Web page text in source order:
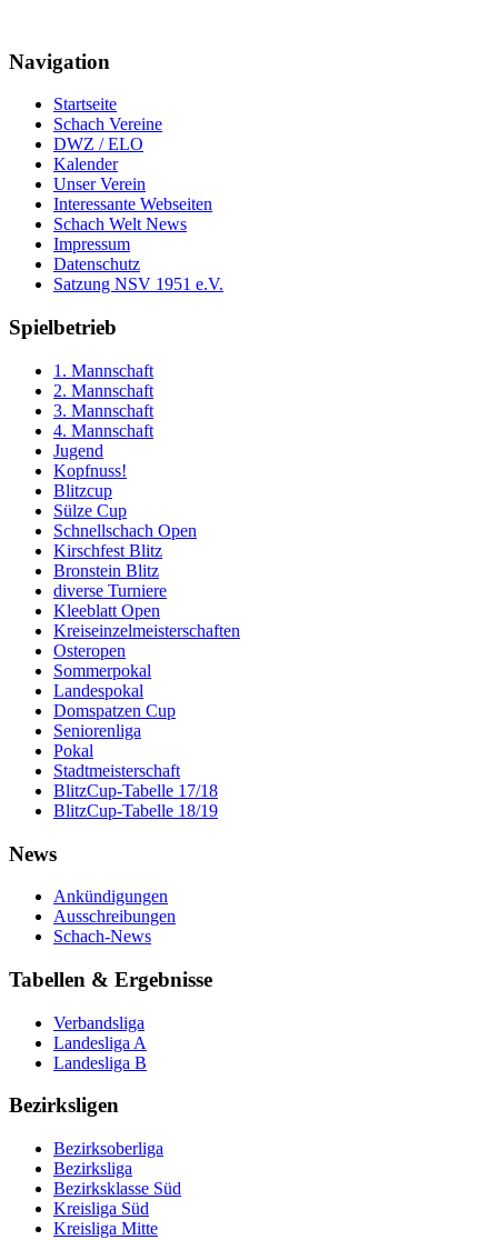
Navigation
Startseite
Schach Vereine
DWZ / ELO
Kalender
Unser Verein
Interessante Webseiten
Schach Welt News
Impressum
Datenschutz
Satzung NSV 1951 e.V.
Spielbetrieb
1. Mannschaft
2. Mannschaft
3. Mannschaft
4. Mannschaft
Jugend
Kopfnuss!
Blitzcup
Sülze Cup
Schnellschach Open
Kirschfest Blitz
Bronstein Blitz
diverse Turniere
Kleeblatt Open
Kreiseinzelmeisterschaften
Osteropen
Sommerpokal
Landespokal
Domspatzen Cup
Seniorenliga
Pokal
Stadtmeisterschaft
BlitzCup-Tabelle 17/18
BlitzCup-Tabelle 18/19
News
Ankündigungen
Ausschreibungen
Schach-News
Tabellen & Ergebnisse
Verbandsliga
Landesliga A
Landesliga B
Bezirksligen
Bezirksoberliga
Bezirksliga
Bezirksklasse Süd
Kreisliga Süd
Kreisliga Mitte